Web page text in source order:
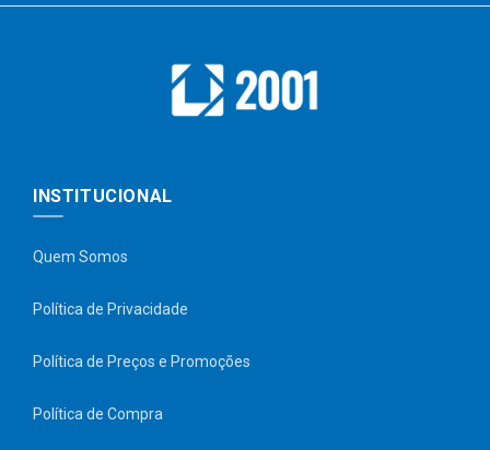
INSTITUCIONAL
Quem Somos
Política de Privacidade
Política de Preços e Promoções
Política de Compra